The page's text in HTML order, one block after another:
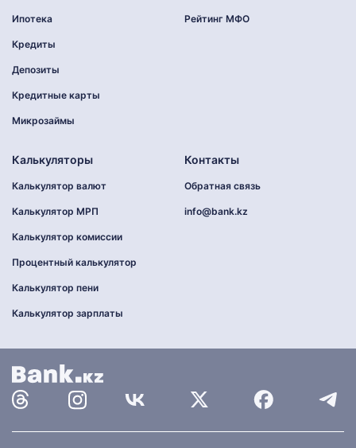
Ипотека
Кредиты
Депозиты
Кредитные карты
Микрозаймы
Рейтинг МФО
Калькуляторы
Калькулятор валют
Калькулятор МРП
Калькулятор комиссии
Процентный калькулятор
Калькулятор пени
Калькулятор зарплаты
Контакты
Обратная связь
info@bank.kz